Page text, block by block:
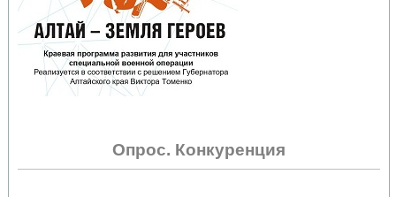
Опрос. Конкуренция